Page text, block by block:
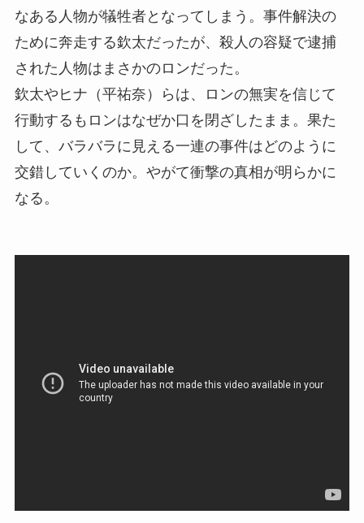
なある人物が犠牲者となってしまう。事件解決の
ために奔走する欽太だったが、殺人の容疑で逮捕
された人物はまさかのロンだった。
欽太やヒナ（平祐奈）らは、ロンの無実を信じて
行動するもロンはなぜか口を閉ざしたまま。果た
して、バラバラに見える一連の事件はどのように
交錯していくのか。やがて衝撃の真相が明らかに
なる。